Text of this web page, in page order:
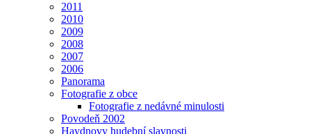
2011
2010
2009
2008
2007
2006
Panorama
Fotografie z obce
Fotografie z nedávné minulosti
Povodeň 2002
Haydnovy hudební slavnosti